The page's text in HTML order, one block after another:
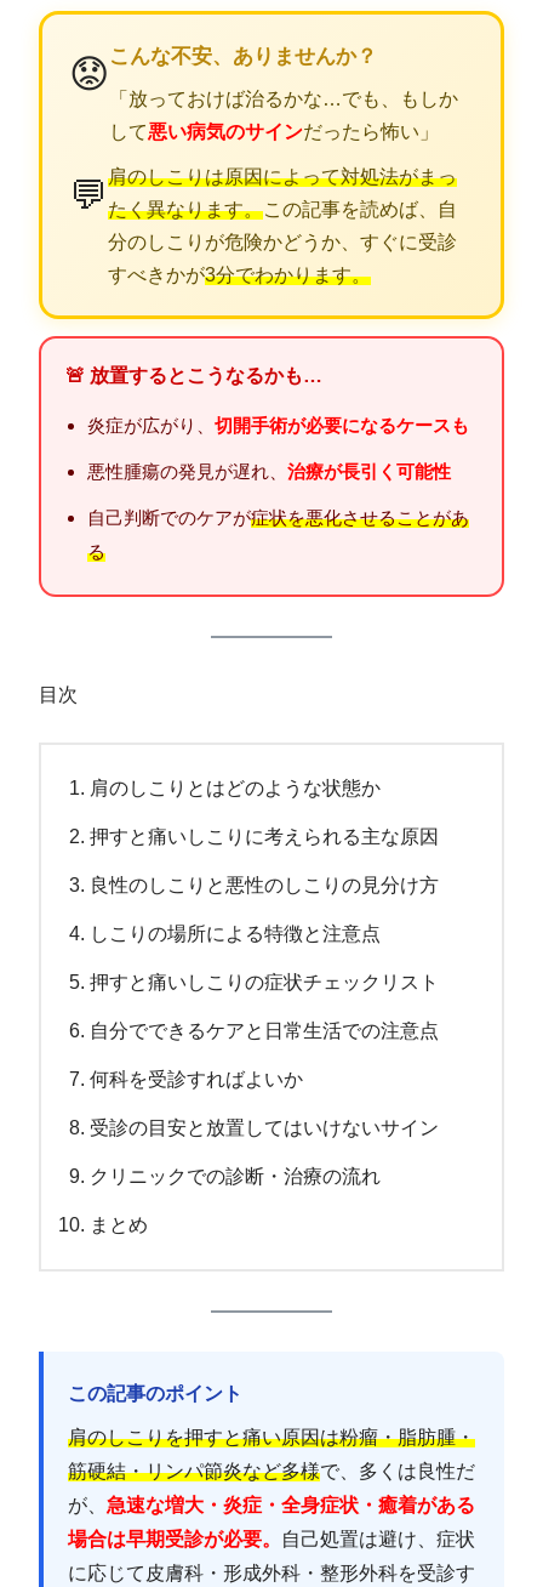
😟 こんな不安、ありませんか？
「放っておけば治るかな…でも、もしか
して悪い病気のサインだったら怖い」
💬 肩のしこりは原因によって対処法がまっ
たく異なります。この記事を読めば、自
分のしこりが危険かどうか、すぐに受診
すべきかが3分でわかります。
🚨 放置するとこうなるかも…
炎症が広がり、 切開手術が必要になるケースも
悪性腫瘍の発見が遅れ、 治療が長引く可能性
自己判断でのケアが症状を悪化させることがあ
る
目次
肩のしこりとはどのような状態か
押すと痛いしこりに考えられる主な原因
良性のしこりと悪性のしこりの見分け方
しこりの場所による特徴と注意点
押すと痛いしこりの症状チェックリスト
自分でできるケアと日常生活での注意点
何科を受診すればよいか
受診の目安と放置してはいけないサイン
クリニックでの診断・治療の流れ
まとめ
この記事のポイント
肩のしこりを押すと痛い原因は粉瘤・脂肪腫・
筋硬結・リンパ節炎など多様で、多くは良性だ
が、 急速な増大・炎症・全身症状・癒着がある
場合は早期受診が必要。
自己処置は避け、症状
に応じて皮膚科・形成外科・整形外科を受診す